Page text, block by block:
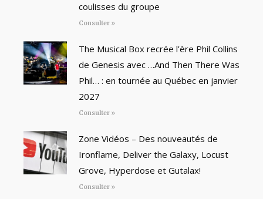
coulisses du groupe
Consulter »
The Musical Box recrée l’ère Phil Collins
de Genesis avec …And Then There Was
Phil… : en tournée au Québec en janvier
2027
Consulter »
Zone Vidéos – Des nouveautés de
Ironflame, Deliver the Galaxy, Locust
Grove, Hyperdose et Gutalax!
Consulter »